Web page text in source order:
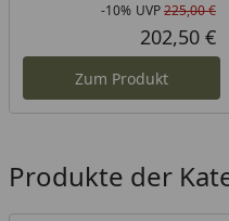
-10% UVP225,00 €
202,50 €
Zum Produkt
Produkte der